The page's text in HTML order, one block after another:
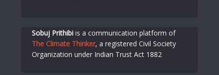
Sobuj Prithibi is a communication platform of
The Climate Thinker, a registered Civil Society
Organization under Indian Trust Act 1882